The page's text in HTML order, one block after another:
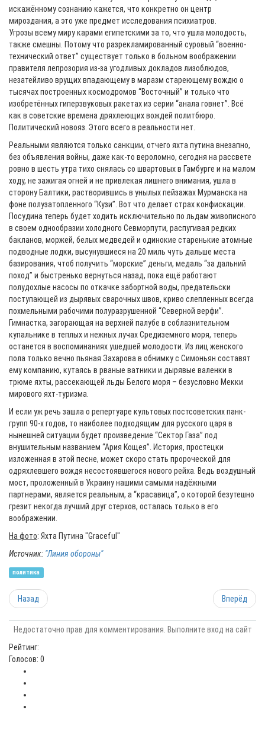
искажённому сознанию кажется, что конкретно он центр
мироздания, а это уже предмет исследования психиатров.
Угрозы всему миру карами египетскими за то, что ушла молодость,
также смешны. Потому что разрекламированный суровый “военно-
технический ответ” существует только в больном воображении
правителя лепрозория из-за угодливых докладов лизоблюдов,
незатейливо врущих впадающему в маразм стареющему вождю о
тысячах построенных космодромов “Восточный” и только что
изобретённых гиперзвуковых ракетах из серии “анала говнет”. Всё
как в советские времена дряхлеющих вождей политбюро.
Политический новояз. Этого всего в реальности нет.
Реальными являются только санкции, отчего яхта путина внезапно,
без объявления войны, даже как-то вероломно, сегодня на рассвете
ровно в шесть утра тихо снялась со швартовых в Гамбурге и на малом
ходу, не зажигая огней и не привлекая лишнего внимания, ушла в
сторону Балтики, растворившись в унылых пейзажах Мурманска на
фоне полузатопленного “Кузи”. Вот что делает страх конфискации.
Посудина теперь будет ходить исключительно по льдам живописного
в своем однообразии холодного Севморпути, распугивая редких
бакланов, моржей, белых медведей и одинокие старенькие атомные
подводные лодки, высунувшиеся на 20 миль чуть дальше места
базирования, чтоб получить “морские” деньги, медаль “за дальний
поход” и быстренько вернуться назад, пока ещё работают
полудохлые насосы по откачке забортной воды, предательски
поступающей из дырявых сварочных швов, криво слепленных всегда
похмельными рабочими полуразрушенной “Северной верфи”.
Гимнастка, загорающая на верхней палубе в соблазнительном
купальнике в теплых и нежных лучах Средиземного моря, теперь
останется в воспоминаниях ушедшей молодости. Из лиц женского
пола только вечно пьяная Захарова в обнимку с Симоньян составят
ему компанию, кутаясь в рваные ватники и дырявые валенки в
трюме яхты, рассекающей льды Белого моря – безусловно Мекки
мирового яхт-туризма.
И если уж речь зашла о репертуаре культовых постсоветских панк-
групп 90-х годов, то наиболее подходящим для русского царя в
нынешней ситуации будет произведение “Сектор Газа” под
внушительным названием “Ария Кощея”. История, простецки
изложенная в этой песне, может скоро стать пророческой для
одряхлевшего вождя несостоявшегося нового рейха. Ведь воздушный
мост, проложенный в Украину нашими самыми надёжными
партнерами, является реальным, а “красавица”, о которой безутешно
грезит некогда лучший друг стерхов, осталась только в его
воображении.
На фото: Яхта Путина "Graceful"
Источник: "Линия обороны"
политика
Назад Вперёд
Недостаточно прав для комментирования. Выполните вход на сайт
Рейтинг:
Голосов: 0